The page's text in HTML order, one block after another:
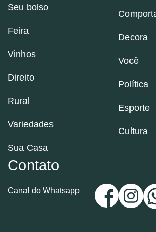
Seu bolso
Feira
Vinhos
Direito
Rural
Variedades
Sua Casa
Decora
Você
Política
Esporte
Cultura
Contato
Canal do Whatsapp